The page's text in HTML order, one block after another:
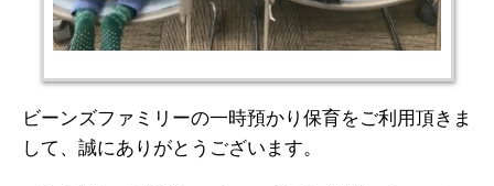
ビーンズファミリーの一時預かり保育をご利用頂きま
して、誠にありがとうございます。